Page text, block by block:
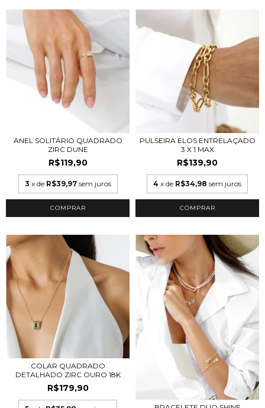
ANEL SOLITÁRIO QUADRADO
ZIRC DUNE
R$119,90
3 x de R$39,97 sem juros
COMPRAR
PULSEIRA ELOS ENTRELAÇADO
3 X 1 MAX
R$139,90
4 x de R$34,98 sem juros
COLAR QUADRADO
DETALHADO ZIRC OURO 18K
R$179,90